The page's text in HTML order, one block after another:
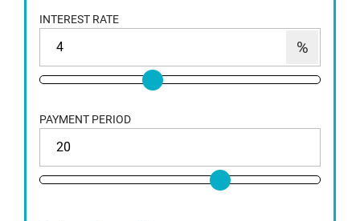
INTEREST RATE
PAYMENT PERIOD